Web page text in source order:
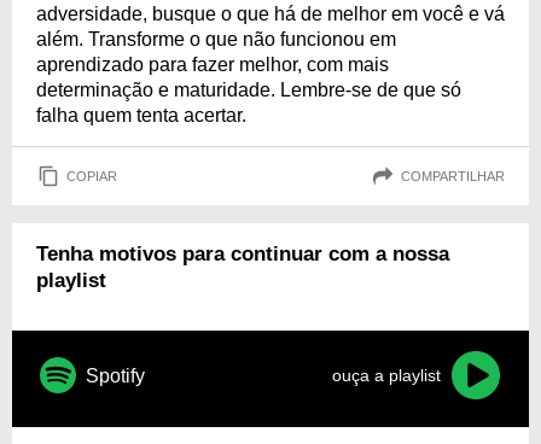
adversidade, busque o que há de melhor em você e vá
além. Transforme o que não funcionou em
aprendizado para fazer melhor, com mais
determinação e maturidade. Lembre-se de que só
falha quem tenta acertar.
COPIAR COMPARTILHAR
Tenha motivos para continuar com a nossa
playlist
Spotify ouça a playlist